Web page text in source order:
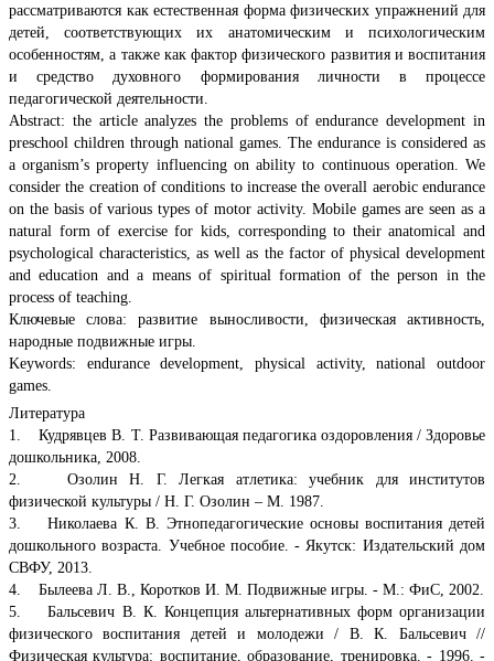
рассматриваются как естественная форма физических упражнений для
детей, соответствующих их анатомическим и психологическим
особенностям, а также как фактор физического развития и воспитания
и средство духовного формирования личности в процессе
педагогической деятельности.
Abstract: the article analyzes the problems of endurance development in
preschool children through national games. The endurance is considered as
a organism’s property influencing on ability to continuous operation. We
consider the creation of conditions to increase the overall aerobic endurance
on the basis of various types of motor activity. Mobile games are seen as a
natural form of exercise for kids, corresponding to their anatomical and
psychological characteristics, as well as the factor of physical development
and education and a means of spiritual formation of the person in the
process of teaching.
Ключевые слова: развитие выносливости, физическая активность,
народные подвижные игры.
Keywords: endurance development, physical activity, national outdoor
games.
Литература
1. Кудрявцев В. Т. Развивающая педагогика оздоровления / Здоровье
дошкольника, 2008.
2. Озолин Н. Г. Легкая атлетика: учебник для институтов
физической культуры / Н. Г. Озолин – М. 1987.
3. Николаева К. В. Этнопедагогические основы воспитания детей
дошкольного возраста. Учебное пособие. - Якутск: Издательский дом
СВФУ, 2013.
4. Былеева Л. В., Коротков И. М. Подвижные игры. - М.: ФиС, 2002.
5. Бальсевич В. К. Концепция альтернативных форм организации
физического воспитания детей и молодежи / В. К. Бальсевич //
Физическая культура: воспитание, образование, тренировка. - 1996. -